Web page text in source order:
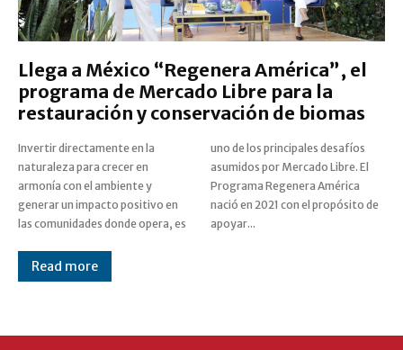
Llega a México “Regenera América”, el
programa de Mercado Libre para la
restauración y conservación de biomas
Invertir directamente en la
naturaleza para crecer en
armonía con el ambiente y
generar un impacto positivo en
las comunidades donde opera, es
uno de los principales desafíos
asumidos por Mercado Libre. El
Programa Regenera América
nació en 2021 con el propósito de
apoyar...
Read more